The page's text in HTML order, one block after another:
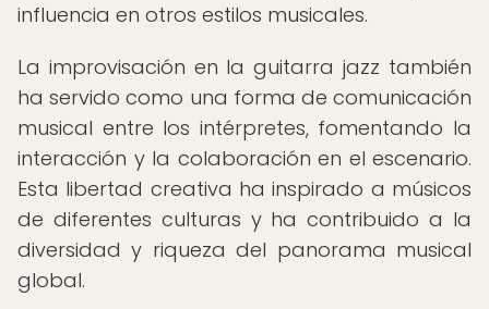
influencia en otros estilos musicales.
La improvisación en la guitarra jazz también
ha servido como una forma de comunicación
musical entre los intérpretes, fomentando la
interacción y la colaboración en el escenario.
Esta libertad creativa ha inspirado a músicos
de diferentes culturas y ha contribuido a la
diversidad y riqueza del panorama musical
global.